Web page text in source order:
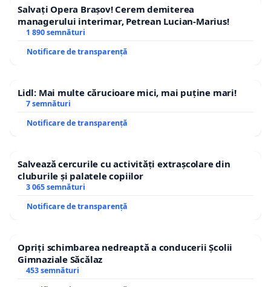
Salvați Opera Brașov! Cerem demiterea
managerului interimar, Petrean Lucian-Marius!
1 890 semnături
Notificare de transparență
Lidl: Mai multe cărucioare mici, mai puține mari!
7 semnături
Notificare de transparență
Salvează cercurile cu activități extrașcolare din
cluburile și palatele copiilor
3 065 semnături
Notificare de transparență
Opriți schimbarea nedreaptă a conducerii Școlii
Gimnaziale Săcălaz
453 semnături